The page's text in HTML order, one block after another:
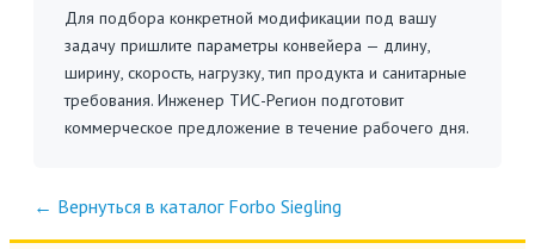
Для подбора конкретной модификации под вашу
задачу пришлите параметры конвейера — длину,
ширину, скорость, нагрузку, тип продукта и санитарные
требования. Инженер ТИС-Регион подготовит
коммерческое предложение в течение рабочего дня.
← Вернуться в каталог Forbo Siegling